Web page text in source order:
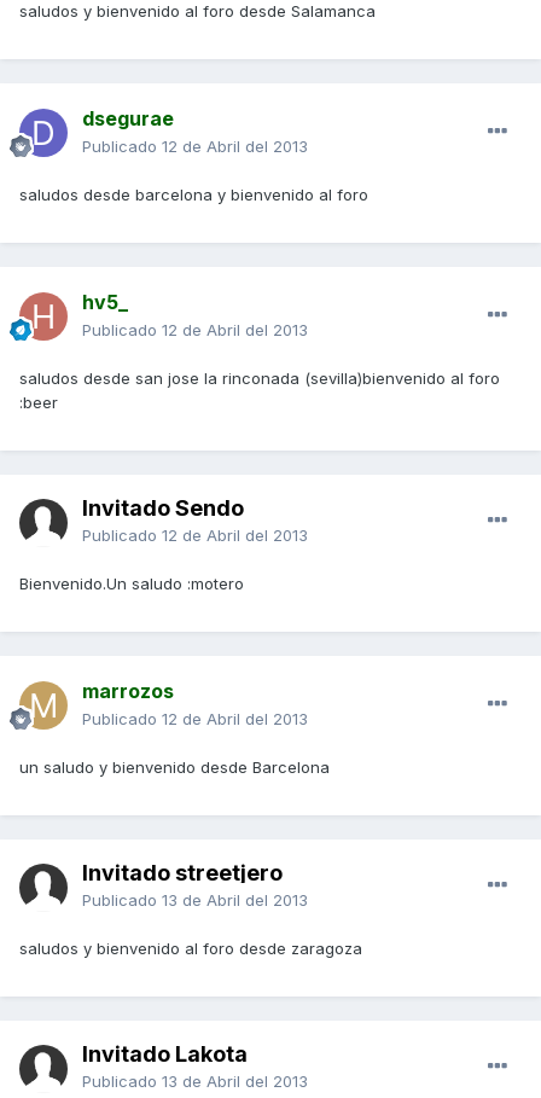
saludos y bienvenido al foro desde Salamanca
dsegurae
Publicado 12 de Abril del 2013
saludos desde barcelona y bienvenido al foro
hv5_
Publicado 12 de Abril del 2013
saludos desde san jose la rinconada (sevilla)bienvenido al foro
:beer
Invitado Sendo
Publicado 12 de Abril del 2013
Bienvenido.Un saludo :motero
marrozos
Publicado 12 de Abril del 2013
un saludo y bienvenido desde Barcelona
Invitado streetjero
Publicado 13 de Abril del 2013
saludos y bienvenido al foro desde zaragoza
Invitado Lakota
Publicado 13 de Abril del 2013